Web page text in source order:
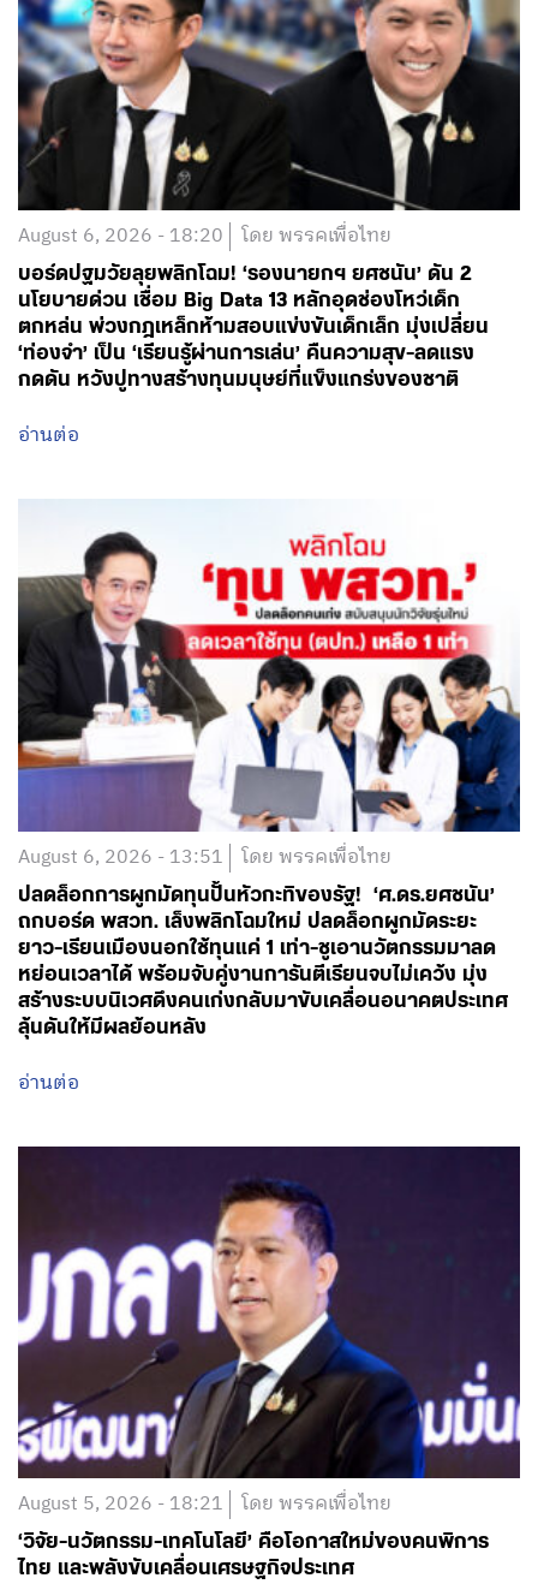
August 6, 2026 - 18:20 โดย พรรคเพื่อไทย
บอร์ดปฐมวัยลุยพลิกโฉม! ‘รองนายกฯ ยศชนัน’ ดัน 2
นโยบายด่วน เชื่อม Big Data 13 หลักอุดช่องโหว่เด็ก
ตกหล่น พ่วงกฎเหล็กห้ามสอบแข่งขันเด็กเล็ก มุ่งเปลี่ยน
‘ท่องจำ’ เป็น ‘เรียนรู้ผ่านการเล่น’ คืนความสุข-ลดแรง
กดดัน หวังปูทางสร้างทุนมนุษย์ที่แข็งแกร่งของชาติ
อ่านต่อ
August 6, 2026 - 13:51 โดย พรรคเพื่อไทย
ปลดล็อกการผูกมัดทุนปั้นหัวกะทิของรัฐ! ‘ศ.ดร.ยศชนัน’
ถกบอร์ด พสวท. เล็งพลิกโฉมใหม่ ปลดล็อกผูกมัดระยะ
ยาว-เรียนเมืองนอกใช้ทุนแค่ 1 เท่า-ชูเอานวัตกรรมมาลด
หย่อนเวลาได้ พร้อมจับคู่งานการันตีเรียนจบไม่เคว้ง มุ่ง
สร้างระบบนิเวศดึงคนเก่งกลับมาขับเคลื่อนอนาคตประเทศ
ลุ้นดันให้มีผลย้อนหลัง
อ่านต่อ
August 5, 2026 - 18:21 โดย พรรคเพื่อไทย
‘วิจัย-นวัตกรรม-เทคโนโลยี’ คือโอกาสใหม่ของคนพิการ
ไทย และพลังขับเคลื่อนเศรษฐกิจประเทศ
อ่านต่อ